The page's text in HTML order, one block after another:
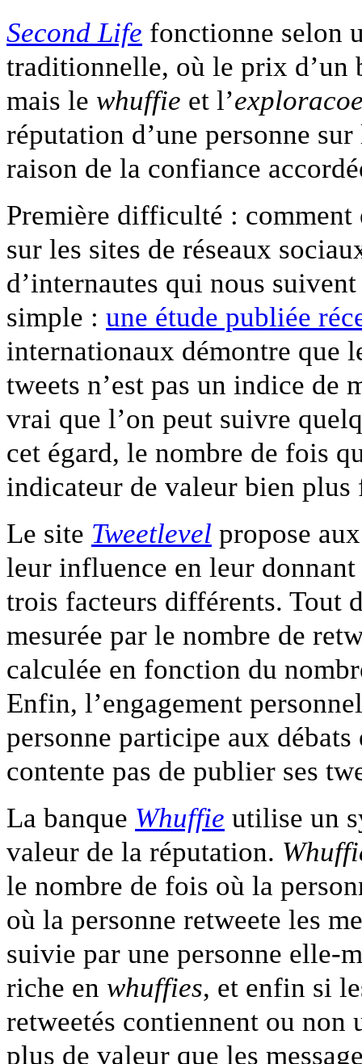
Second Life fonctionne selon
traditionnelle, où le prix d’un
mais le whuffie et l’
réputation d’une personne
raison de la confiance
Première difficulté :
sur les sites de réseaux
d’internautes qui nous
simple : une étude publiée
internationaux démontre que
tweets n’est pas un indice de
vrai que l’on peut suivre
cet égard, le nombre de fois
indicateur de valeur bien plus
Le site Tweetlevel propose
leur influence en leur
trois facteurs différents. Tout
mesurée par le nombre de
calculée en fonction du
Enfin, l’engagement
personne participe aux
contente pas de publier ses
La banque Whuffie utilise un
valeur de la réputation.
le nombre de fois où la
où la personne retweete les
suivie par une personne elle-
riche en whuffies, et enfin si
retweetés contiennent ou non
plus de valeur que les